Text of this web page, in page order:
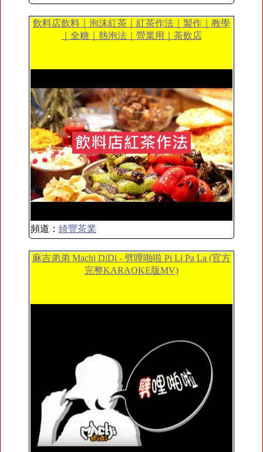
飲料店飲料｜泡沫紅茶｜紅茶作法｜製作｜教學
｜全糖｜熱泡法｜營業用｜茶飲店
頻道： 綺豐茶業
麻吉弟弟 Machi DiDi - 劈哩啪啦 Pi Li Pa La (官方
完整KARAOKE版MV)